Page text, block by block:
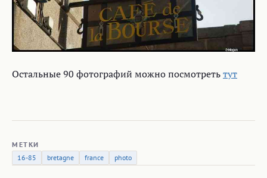
Остальные 90 фотографий можно посмотретьтут
МЕТКИ
16-85
bretagne france photo